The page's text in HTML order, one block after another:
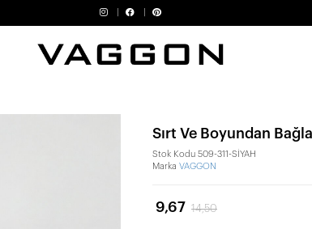
Sırt Ve Boyundan
Stok Kodu 509-311-SİYAH
Marka VAGGON
9,67 14,50